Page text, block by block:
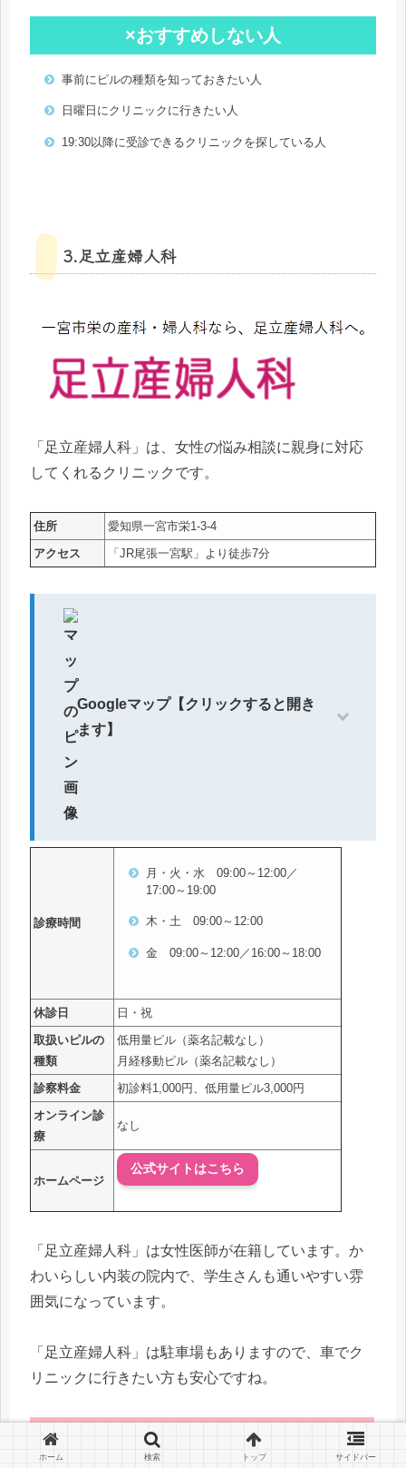
×おすすめしない人
事前にピルの種類を知っておきたい人
日曜日にクリニックに行きたい人
19:30以降に受診できるクリニックを探している人
3.足立産婦人科
「足立産婦人科」は、女性の悩み相談に親身に対応
してくれるクリニックです。
住所
愛知県一宮市栄1-3-4
アクセス
「JR尾張一宮駅」より徒歩7分
Googleマップ【クリックすると開き
ます】
診療時間
月・火・水 09:00～12:00／
17:00～19:00
木・土 09:00～12:00
金 09:00～12:00／16:00～18:00
休診日
日・祝
取扱いピルの
種類
低用量ピル（薬名記載なし）
月経移動ピル（薬名記載なし）
診察料金
初診料1,000円、低用量ピル3,000円
オンライン診
療
なし
ホームページ
公式サイトはこちら
「足立産婦人科」は女性医師が在籍しています。か
わいらしい内装の院内で、学生さんも通いやすい雰
囲気になっています。
「足立産婦人科」は駐車場もありますので、車でク
リニックに行きたい方も安心ですね。
〇おすすめする人
ホーム 検索 トップ サイドバー